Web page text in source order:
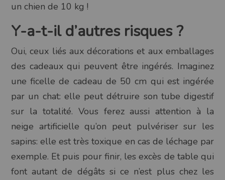
un chien de 10 kg !
Y-a-t-il d’autres risques ?
Oui, ceux liés aux décorations et aux emballages
des cadeaux qui peuvent être ingérés. Imaginez
une ficelle de cadeau de 50 cm qui est ingérée
par un chat: elle peut détruire son tube digestif
sur la totalité. Vous ferez aussi attention à la
neige artificielle qu’on peut pulvériser sur les
sapins: elle est très toxique en cas de léchage par
exemple. Et puis pour finir, les excès de table qui
font autant de dégâts si ce n’est plus chez les